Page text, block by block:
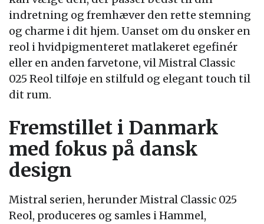
indretning og fremhæver den rette stemning
og charme i dit hjem. Uanset om du ønsker en
reol i hvidpigmenteret matlakeret egefinér
eller en anden farvetone, vil Mistral Classic
025 Reol tilføje en stilfuld og elegant touch til
dit rum.
Fremstillet i Danmark
med fokus på dansk
design
Mistral serien, herunder Mistral Classic 025
Reol, produceres og samles i Hammel,